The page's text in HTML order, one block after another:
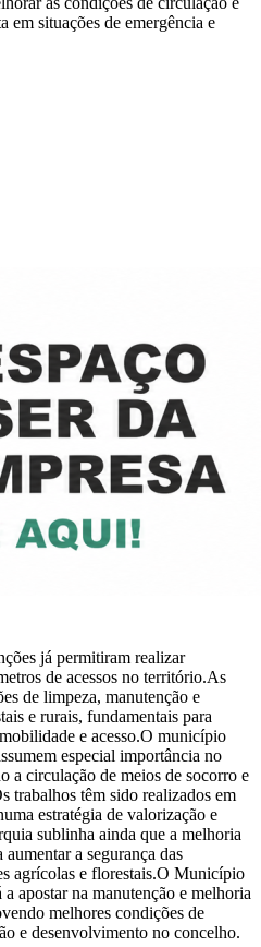
em situações de emergência e
já permitiram realizar
de acessos no território.As
de limpeza, manutenção e
e rurais, fundamentais para
e acesso.O município
especial importância no
a circulação de meios de socorro e
trabalhos têm sido realizados em
estratégia de valorização e
sublinha ainda que a melhoria
a segurança das
agrícolas e florestais.O Município
apostar na manutenção e melhoria
melhores condições de
e desenvolvimento no concelho.